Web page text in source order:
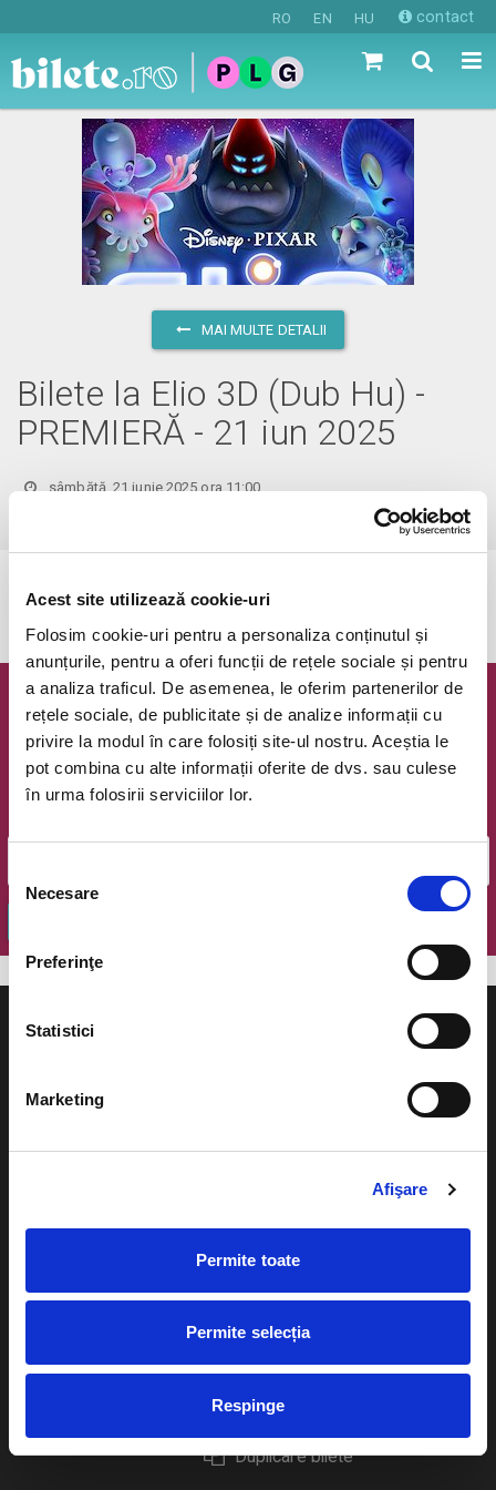
Acest site utilizează cookie-uri
Folosim cookie-uri pentru a personaliza conținutul și
anunțurile, pentru a oferi funcții de rețele sociale și pentru
a analiza traficul. De asemenea, le oferim partenerilor de
rețele sociale, de publicitate și de analize informații cu
privire la modul în care folosiți site-ul nostru. Aceștia le
pot combina cu alte informații oferite de dvs. sau culese
în urma folosirii serviciilor lor.
consimțământului
Necesare
Preferinţe
Statistici
Marketing
Afişare
Permite toate
Permite selecția
Respinge
RO EN HU contact
MAI MULTE DETALII
Bilete la Elio 3D (Dub Hu) -
PREMIERĂ - 21 iun 2025
sâmbătă, 21 iunie 2025 ora 11:00
Evenimentul a expirat.
Newsletter @ Bilete.ro
Oferte exclusive si o editie saptamanala cu cele mai noi
evenimente.
Cum comand bilete?
Plata online sau cash
eBilet printat acasa
Livrare prin curier
Returnare bilete
Duplicare bilete
Evenimente
festivaluri
Pentru copii